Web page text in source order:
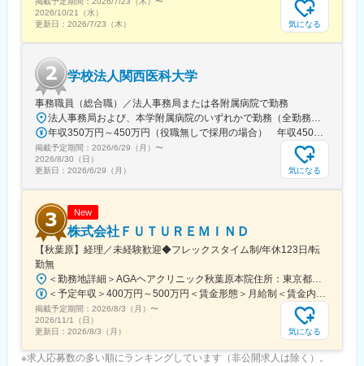
河原町駅、神戸三宮駅(阪神)、本通駅、高松駅(香川県)、南堀端
駅、はりまや橋駅、旦過駅、高見橋駅、熊本城・市役所前駅、長
2026/10/21（水）
更新日： 2026/7/23（木） 気になる
学校法人関西医科大学
事務職員（総合職）／法人事務局または各附属病院で勤務
法人事務局および、本学附属病院のいずれかで勤務（全勤務地、最寄り駅から徒歩5分以内）【関西医科大学 法人事務局】大阪府枚方市新町2丁目5-1■京阪本線 枚方市駅～徒歩5分※京阪 枚方市駅まで…・京阪 京橋駅から特急乗車14分・京阪 中書島駅から特急乗車16分【附属病院】大阪府枚方市新町2丁目3-1■京阪本線 枚方市駅～徒歩3分【総合医療センター】大阪府守口市文園町10-15■京阪本線 滝井駅～徒歩3分■地下鉄谷町線・今里筋線 太子橋今市駅～徒歩5分 ※京阪 滝井駅まで… ・京阪 京橋駅から各停乗車9分 ※谷町線 太子橋今市駅まで…・谷町線 大日駅から乗車8分・谷町線 東梅田駅から乗車13分【香里病院】大阪府寝屋川市香里本通町8-45■京阪本線 香里園駅～徒歩1分 ※京阪 香里園駅まで… ・京阪 京橋駅・樟葉駅から準急乗車15分 ・京阪中書島駅から準急乗車35分（特急乗車、枚方市駅で乗り換えると25分） ◎経験・能力など適性を考慮し配属します。 ※転居を伴う転勤なし※U・Iターン歓迎
年収350万円～450万円（役職無しで採用の場合） 年収450万円～550万円（主任級で採用の場合）
掲載予定期間： 2026/6/29（月） 〜
2026/8/30（日）
更新日： 2026/6/29（月） 気になる
New
株式会社ＦＵＴＵＲＥＭＩＮＤ
【秋葉原】経理／未経験歓迎◆フレックスタイム制/年休123日/転
勤無
＜勤務地詳細＞AGAヘアクリニック秋葉原本院住所：東京都千代田区外神田3-12-8 住友不動産秋葉原ビル9F受動喫煙対策：屋内全面禁煙変更の範囲：会社の定める事業所（リモートワーク含む）
＜予定年収＞400万円～500万円＜賃金形態＞月給制＜賃金内訳＞月額（基本給）：275,000円～350,000円＜月給＞275,000円～350,000円＜昇給有無＞有＜残業手当＞有＜給与補足＞■ 多職種手当:5万円（複数の職種をマルチに対応するスタッフへの手当） ■ 多エリア手当:4万円（複数の拠点を横断してくれるスタッフへの手当） ■ 役職手当:0～52万円■ 達成手当：0～100万円（半期評価によって増減する手当）賃金はあくまでも目安の金額であり、選考を通じて上下する可能性があります。月給(月額)は固定手当を含めた表記です。
掲載予定期間： 2026/8/3（月） 〜
2026/11/1（日）
更新日： 2026/8/3（月） 気になる
※求人応募数の多い順にランキングしています（非公開求人は除く）。